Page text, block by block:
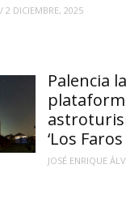
/ 2 DICIEMBRE, 2025
Palencia
‘Los
JOSÉ ENRIQUE